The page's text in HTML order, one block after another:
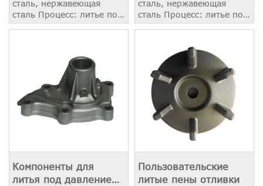
сталь, нержавеющая
сталь Процесс: литье по
выплавляемым моделям
сталь, нержавеющая
сталь Процесс: литье по
выплавляемым моделям
Компоненты для
литья под давлением
Пользовательские
литые пены отливки